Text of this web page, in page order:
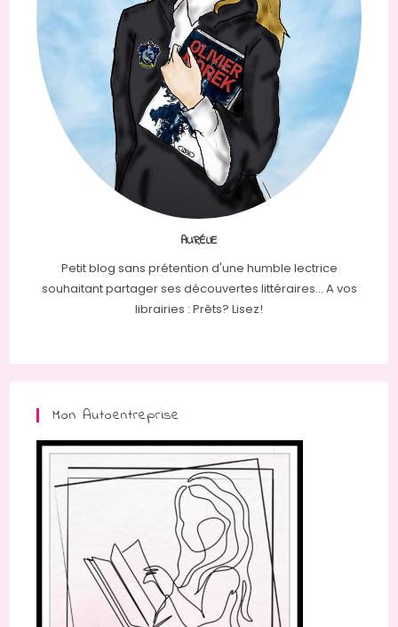
AURÉLIE
Petit blog sans prétention d'une humble lectrice
souhaitant partager ses découvertes littéraires... A vos
librairies : Prêts? Lisez!
Mon Autoentreprise